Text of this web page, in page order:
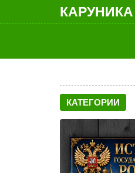
КАРУНИКА
КАТЕГОРИИ